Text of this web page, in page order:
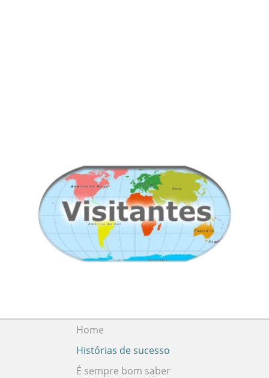
Home
Histórias de sucesso
É sempre bom saber